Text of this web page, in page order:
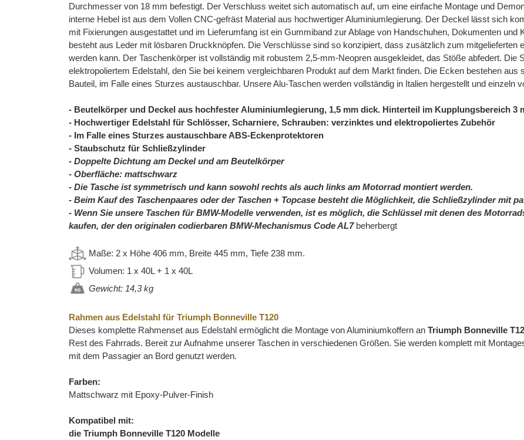
Durchmesser von 18 mm befestigt. Der Verschluss weitet sich automatisch auf, um eine einfache Montage und
interne Hebel ist aus dem Vollen CNC-gefräst Material aus hochwertiger Aluminiumlegierung. Der Deckel lässt sich
mit Fixierungen ausgestattet und im Lieferumfang ist ein Gummiband zur Ablage von Handschuhen, Dokumenten und
besteht aus Leder mit lösbaren Druckknöpfen. Die Verschlüsse sind so konzipiert, dass zusätzlich zum mitgelieferten
werden kann. Der Taschenkörper ist vollständig mit robustem 2,5-mm-Neopren ausgekleidet, das Stöße abfedert. Die
elektropoliertem Edelstahl, den Sie bei keinem vergleichbaren Produkt auf dem Markt finden. Die Ecken bestehen aus
Bauteil, im Falle eines Sturzes austauschbar. Unsere Alu-Taschen werden vollständig in Italien hergestellt und einzeln
- Beutelkörper und Deckel aus hochfester Aluminiumlegierung, 1,5 mm dick. Hinterteil im Kupplungsbereich 3
- Hochwertiger Edelstahl für Schlösser, Scharniere, Schrauben: verzinktes und elektropoliertes Zubehör
- Im Falle eines Sturzes austauschbare ABS-Eckenprotektoren
- Staubschutz für Schließzylinder
- Doppelte Dichtung am Deckel und am Beutelkörper
- Oberfläche: mattschwarz
- Die Tasche ist symmetrisch und kann sowohl rechts als auch links am Motorrad montiert werden.
- Beim Kauf des Taschenpaares oder der Taschen + Topcase besteht die Möglichkeit, die Schließzylinder mit
- Wenn Sie unsere Taschen für BMW-Modelle verwenden, ist es möglich, die Schlüssel mit denen des
kaufen, der den originalen codierbaren BMW-Mechanismus Code AL7beherbergt
Maße: 2 x Höhe 406 mm, Breite 445 mm, Tiefe 238 mm.
Volumen: 1 x 40L + 1 x 40L
Gewicht: 14,3 kg
Rahmen aus Edelstahl für Triumph Bonneville T120
Dieses komplette Rahmenset aus Edelstahl ermöglicht die Montage von Aluminiumkoffern an Triumph Bonneville
Rest des Fahrrads. Bereit zur Aufnahme unserer Taschen in verschiedenen Größen. Sie werden komplett mit
mit dem Passagier an Bord genutzt werden.
Farben:
Mattschwarz mit Epoxy-Pulver-Finish
Kompatibel mit:
die Triumph Bonneville T120 Modelle